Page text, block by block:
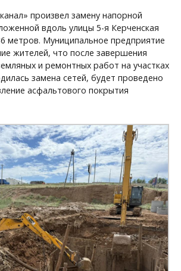
произвел замену напорной
вдоль улицы 5-я Керченская
метров. Муниципальное предприятие
жителей, что после завершения
и ремонтных работ на участках
замена сетей, будет проведено
асфальтового покрытия